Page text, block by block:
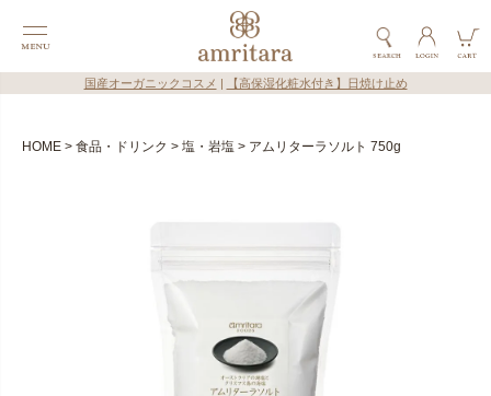
国産オーガニックコスメ 【高保湿化粧水付き】日焼け止め
HOME 食品・ドリンク 塩・岩塩 アムリターラソルト 750g